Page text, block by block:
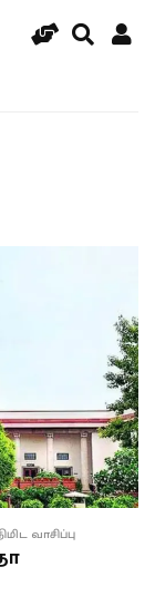
வாசிப்பு